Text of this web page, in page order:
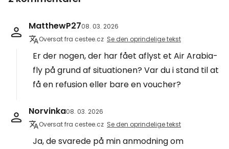
MatthewP2708. 03. 2026
Oversat fra cestee.cz Se den oprindelige tekst
Er der nogen, der har fået aflyst et Air Arabia-
fly på grund af situationen? Var du i stand til at
få en refusion eller bare en voucher?
Norvinka08. 03. 2026
Oversat fra cestee.cz Se den oprindelige tekst
Ja, de svarede på min anmodning om